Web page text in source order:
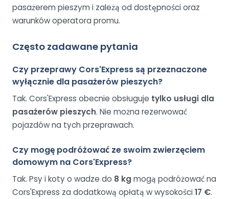
pasażerem pieszym i zależą od dostępności oraz
warunków operatora promu.
Często zadawane pytania
Czy przeprawy Cors'Express są przeznaczone
wyłącznie dla pasażerów pieszych?
Tak. Cors'Express obecnie obsługuje tylko usługi dla
pasażerów pieszych. Nie można rezerwować
pojazdów na tych przeprawach.
Czy mogę podróżować ze swoim zwierzęciem
domowym na Cors'Express?
Tak. Psy i koty o wadze do 8 kg mogą podróżować na
Cors'Express za dodatkową opłatą w wysokości 17 €.